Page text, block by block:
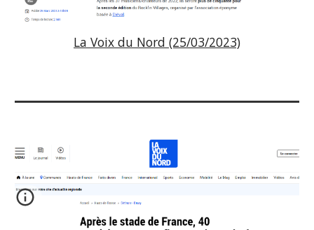
La Voix du Nord (25/03/2023)